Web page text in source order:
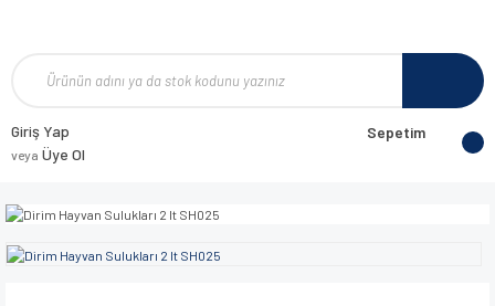
Giriş Yap
veya Üye Ol
Sepetim